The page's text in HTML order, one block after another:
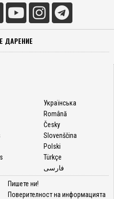
ДАРЕНИЕ
Українська
Română
Česky
Slovenščina
Polski
Türkçe
فارسی
Пишете ни!
Поверителност на информацията